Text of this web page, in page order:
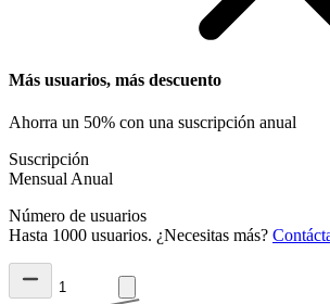
Más usuarios, más descuento
Ahorra un 50% con una suscripción anual
Suscripción
Mensual Anual
Número de usuarios
Hasta 1000 usuarios. ¿Necesitas más?